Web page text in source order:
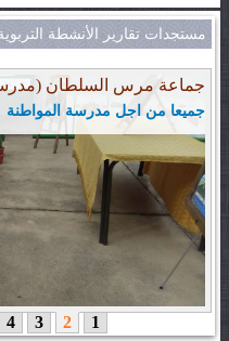
مستجدات تقارير الأنشطة
جماعة مرس السلطان (مدرسة
جميعا من اجل مدرسة المواطنة
1
2
3
4